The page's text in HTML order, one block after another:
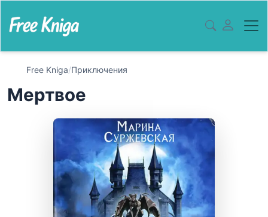
Free Kniga/Приключения
Мертвое